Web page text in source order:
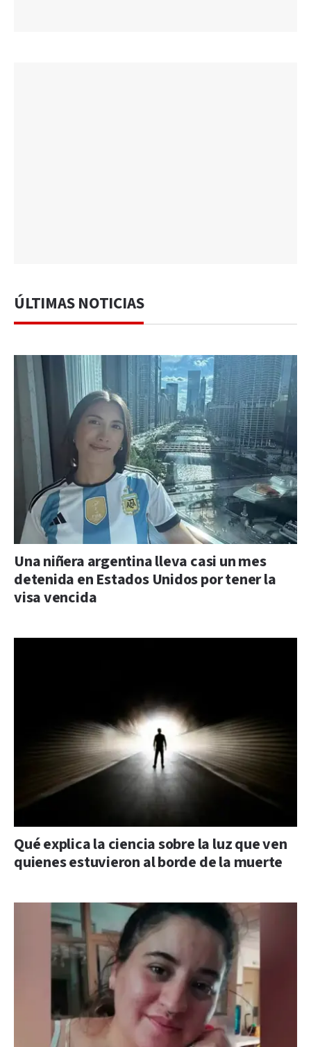
ÚLTIMAS NOTICIAS
Una niñera argentina lleva casi un mes
detenida en Estados Unidos por tener la
visa vencida
Qué explica la ciencia sobre la luz que ven
quienes estuvieron al borde de la muerte